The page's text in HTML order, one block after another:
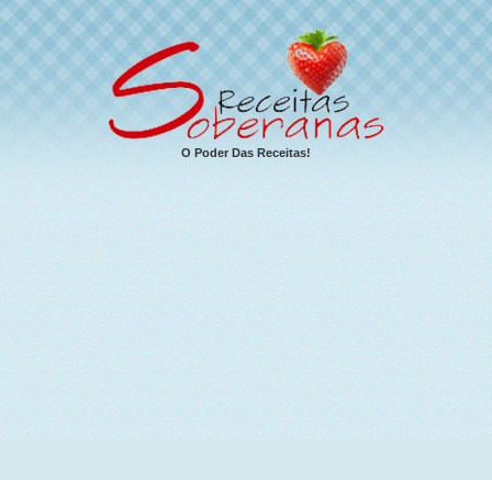
O Poder Das Receitas!